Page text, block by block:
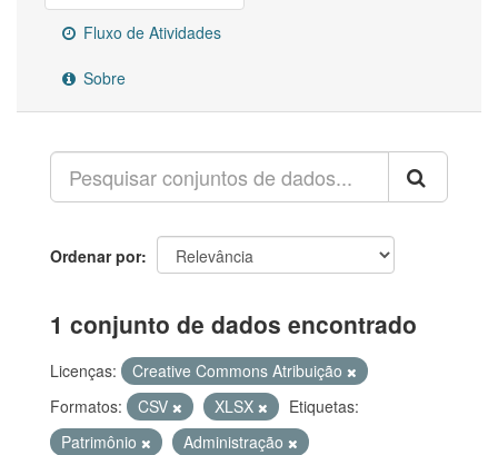
Fluxo de Atividades
Sobre
Ordenar por
1 conjunto de dados encontrado
Licenças:
Creative Commons Atribuição
Formatos:
CSV XLSX
Etiquetas:
Patrimônio
Administração